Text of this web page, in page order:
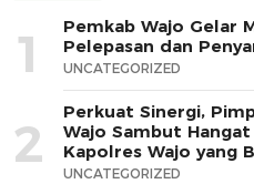
1
Pemkab Wajo Gelar
Pelepasan dan
UNCATEGORIZED
2
Perkuat Sinergi,
Wajo Sambut
Kapolres Wajo yang
UNCATEGORIZED